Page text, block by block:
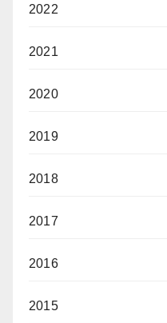
2022
2021
2020
2019
2018
2017
2016
2015